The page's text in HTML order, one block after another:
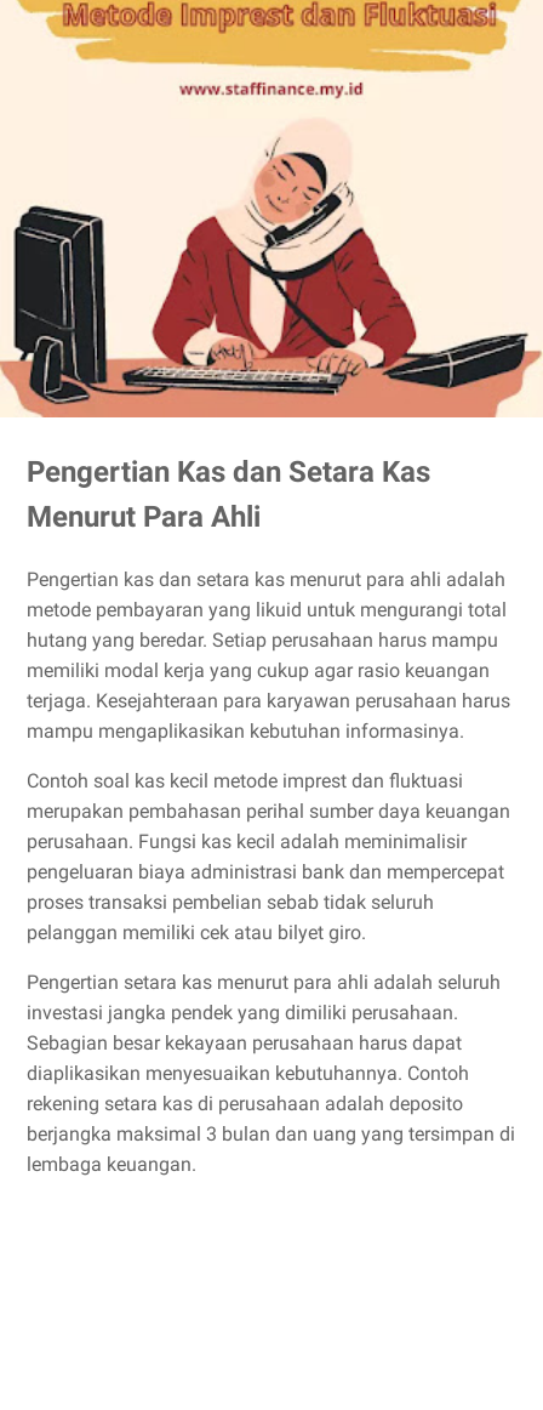
Pengertian Kas dan Setara Kas
Menurut Para Ahli
Pengertian kas dan setara kas menurut para ahli adalah
metode pembayaran yang likuid untuk mengurangi total
hutang yang beredar. Setiap perusahaan harus mampu
memiliki modal kerja yang cukup agar rasio keuangan
terjaga. Kesejahteraan para karyawan perusahaan harus
mampu mengaplikasikan kebutuhan informasinya.
Contoh soal kas kecil metode imprest dan fluktuasi
merupakan pembahasan perihal sumber daya keuangan
perusahaan. Fungsi kas kecil adalah meminimalisir
pengeluaran biaya administrasi bank dan mempercepat
proses transaksi pembelian sebab tidak seluruh
pelanggan memiliki cek atau bilyet giro.
Pengertian setara kas menurut para ahli adalah seluruh
investasi jangka pendek yang dimiliki perusahaan.
Sebagian besar kekayaan perusahaan harus dapat
diaplikasikan menyesuaikan kebutuhannya. Contoh
rekening setara kas di perusahaan adalah deposito
berjangka maksimal 3 bulan dan uang yang tersimpan di
lembaga keuangan.